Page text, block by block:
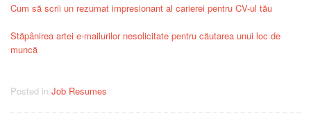
Cum să scrii un rezumat impresionant al carierei pentru CV-ul tău
Stăpânirea artei e-mailurilor nesolicitate pentru căutarea unui loc de
muncă
Posted in Job Resumes